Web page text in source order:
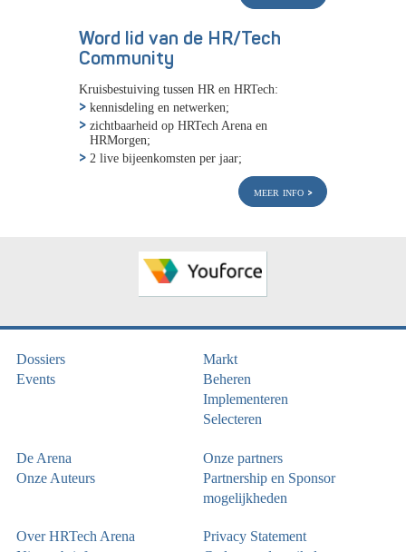
Word lid van de HR/Tech
Community
Kruisbestuiving tussen HR en HRTech:
kennisdeling en netwerken;
zichtbaarheid op HRTech Arena en
HRMorgen;
2 live bijeenkomsten per jaar;
meer info
Dossiers
Events
Markt
Beheren
Implementeren
Selecteren
De Arena
Onze Auteurs
Onze partners
Partnership en Sponsor
mogelijkheden
Over HRTech Arena
Privacy Statement